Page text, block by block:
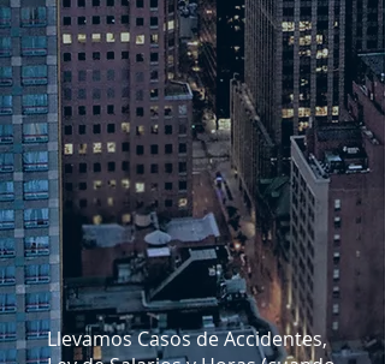
Últimas noticias
Client Appointment
Técnico, Enfocado y
Preciso
Abogados que se centran en
SUS objetivos y adoptan un
enfoque sistemático hacia el
litigio que produce mejores
Llevamos Casos de Accidentes,